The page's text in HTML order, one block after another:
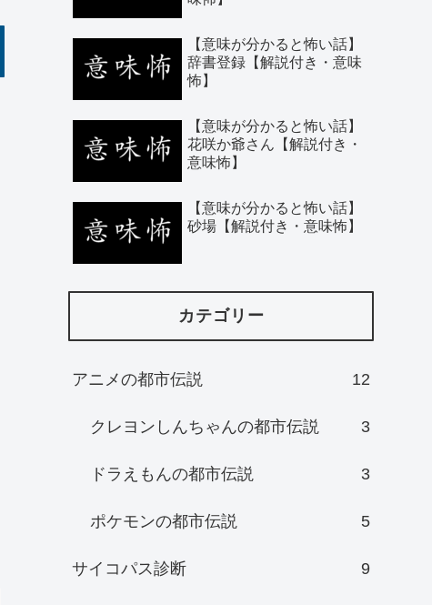
【意味が分かると怖い話】
辞書登録【解説付き・意味
怖】
【意味が分かると怖い話】
花咲か爺さん【解説付き・
意味怖】
【意味が分かると怖い話】
砂場【解説付き・意味怖】
カテゴリー
アニメの都市伝説 12
クレヨンしんちゃんの都市伝説 3
ドラえもんの都市伝説 3
ポケモンの都市伝説 5
サイコパス診断 9